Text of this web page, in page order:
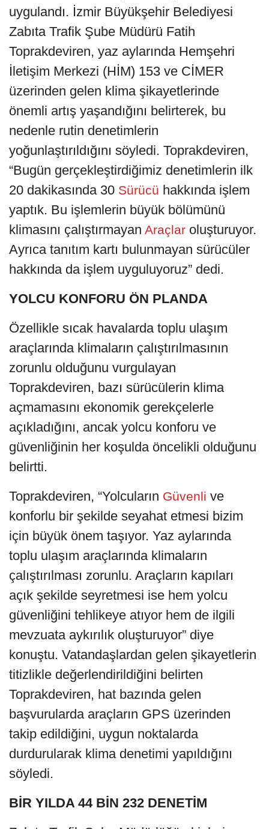
uygulandı. İzmir Büyükşehir Belediyesi
Zabıta Trafik Şube Müdürü Fatih
Toprakdeviren, yaz aylarında Hemşehri
İletişim Merkezi (HİM) 153 ve CİMER
üzerinden gelen klima şikayetlerinde
önemli artış yaşandığını belirterek, bu
nedenle rutin denetimlerin
yoğunlaştırıldığını söyledi. Toprakdeviren,
“Bugün gerçekleştirdiğimiz denetimlerin ilk
20 dakikasında 30 Sürücü hakkında işlem
yaptık. Bu işlemlerin büyük bölümünü
klimasını çalıştırmayan Araçlar oluşturuyor.
Ayrıca tanıtım kartı bulunmayan sürücüler
hakkında da işlem uyguluyoruz” dedi.
YOLCU KONFORU ÖN PLANDA
Özellikle sıcak havalarda toplu ulaşım
araçlarında klimaların çalıştırılmasının
zorunlu olduğunu vurgulayan
Toprakdeviren, bazı sürücülerin klima
açmamasını ekonomik gerekçelerle
açıkladığını, ancak yolcu konforu ve
güvenliğinin her koşulda öncelikli olduğunu
belirtti.
Toprakdeviren, “Yolcuların Güvenli ve
konforlu bir şekilde seyahat etmesi bizim
için büyük önem taşıyor. Yaz aylarında
toplu ulaşım araçlarında klimaların
çalıştırılması zorunlu. Araçların kapıları
açık şekilde seyretmesi ise hem yolcu
güvenliğini tehlikeye atıyor hem de ilgili
mevzuata aykırılık oluşturuyor” diye
konuştu. Vatandaşlardan gelen şikayetlerin
titizlikle değerlendirildiğini belirten
Toprakdeviren, hat bazında gelen
başvurularda araçların GPS üzerinden
takip edildiğini, uygun noktalarda
durdurularak klima denetimi yapıldığını
söyledi.
BİR YILDA 44 BİN 232 DENETİM